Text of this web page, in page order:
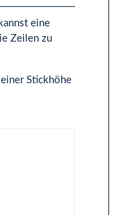
eine
Zeilen zu
Stickhöhe